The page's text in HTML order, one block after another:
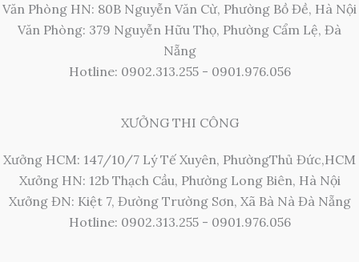
Văn Phòng HN: 80B Nguyễn Văn Cừ, Phường Bồ Đề, Hà Nội
Văn Phòng: 379 Nguyễn Hữu Thọ, Phường Cẩm Lệ, Đà
Nẵng
Hotline: 0902.313.255 - 0901.976.056
XƯỞNG THI CÔNG
Xưởng HCM: 147/10/7 Lý Tế Xuyên, PhườngThủ Đức,HCM
Xưởng HN: 12b Thạch Cầu, Phường Long Biên, Hà Nội
Xưởng ĐN: Kiệt 7, Đường Trường Sơn, Xã Bà Nà Đà Nẵng
Hotline: 0902.313.255 - 0901.976.056